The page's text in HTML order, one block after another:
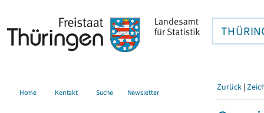
Home Kontakt Suche Newsletter Zurück |